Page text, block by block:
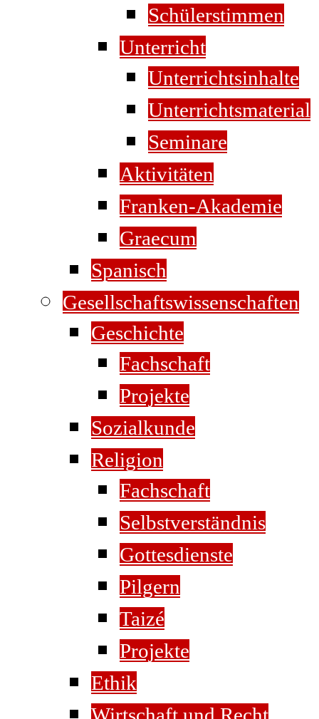
Schülerstimmen
Unterricht
Unterrichtsinhalte
Unterrichtsmaterial
Seminare
Aktivitäten
Franken-Akademie
Graecum
Spanisch
Gesellschaftswissenschaften
Geschichte
Fachschaft
Projekte
Sozialkunde
Religion
Fachschaft
Selbstverständnis
Gottesdienste
Pilgern
Taizé
Projekte
Ethik